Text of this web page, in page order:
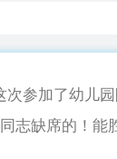
参加了幼儿
志缺席的！能